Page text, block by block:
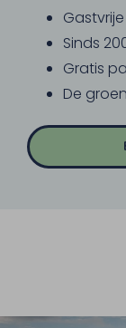
Sinds
Gratis
De